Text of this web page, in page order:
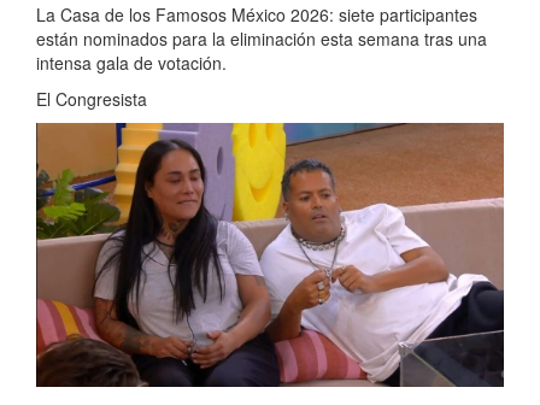
La Casa de los Famosos México 2026: siete participantes
están nominados para la eliminación esta semana tras una
intensa gala de votación.
El Congresista